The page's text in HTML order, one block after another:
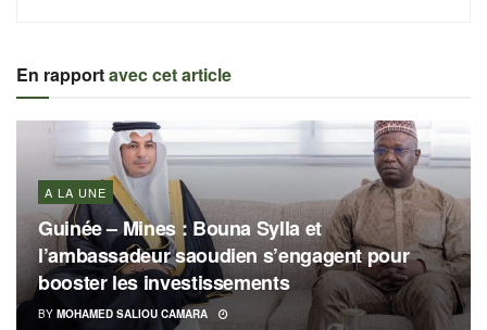
En rapportavec cet article
A LA UNE
Guinée – Mines : Bouna Sylla et
l’ambassadeur saoudien s’engagent pour
booster les investissements
BY MOHAMED SALIOU CAMARA